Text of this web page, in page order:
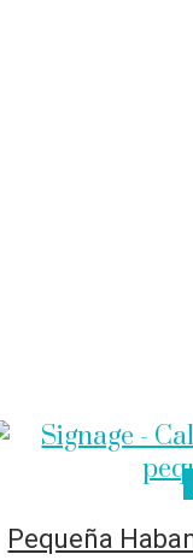
Pequeña